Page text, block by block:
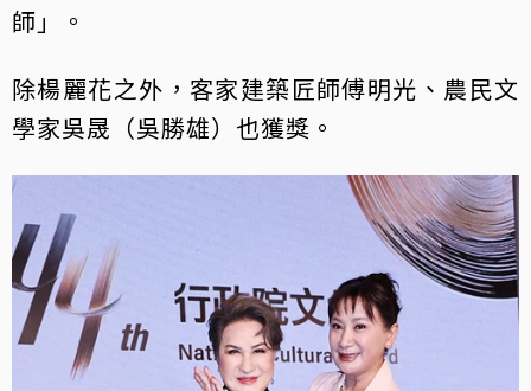
師」。
除楊麗花之外，客家建築匠師傅明光、農民文
學家吳晟（吳勝雄）也獲獎。